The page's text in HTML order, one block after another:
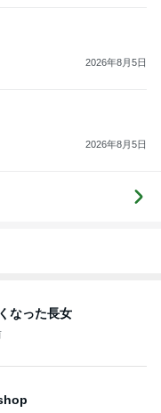
2026年8月5日
2026年8月5日
なった長女